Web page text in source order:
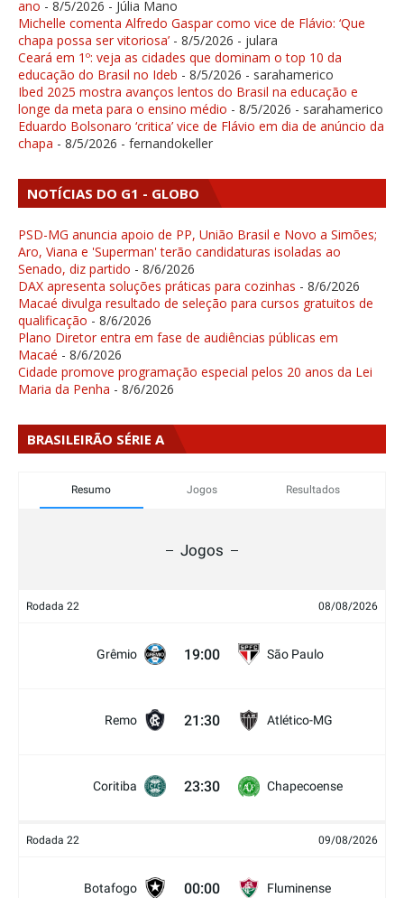
ano - 8/5/2026 - Júlia Mano
Michelle comenta Alfredo Gaspar como vice de Flávio: ‘Que
chapa possa ser vitoriosa’ - 8/5/2026 - julara
Ceará em 1º: veja as cidades que dominam o top 10 da
educação do Brasil no Ideb - 8/5/2026 - sarahamerico
Ibed 2025 mostra avanços lentos do Brasil na educação e
longe da meta para o ensino médio - 8/5/2026 - sarahamerico
Eduardo Bolsonaro ‘critica’ vice de Flávio em dia de anúncio da
chapa - 8/5/2026 - fernandokeller
NOTÍCIAS DO G1 - GLOBO
PSD-MG anuncia apoio de PP, União Brasil e Novo a Simões;
Aro, Viana e 'Superman' terão candidaturas isoladas ao
Senado, diz partido - 8/6/2026
DAX apresenta soluções práticas para cozinhas - 8/6/2026
Macaé divulga resultado de seleção para cursos gratuitos de
qualificação - 8/6/2026
Plano Diretor entra em fase de audiências públicas em
Macaé - 8/6/2026
Cidade promove programação especial pelos 20 anos da Lei
Maria da Penha - 8/6/2026
BRASILEIRÃO SÉRIE A
Resumo Jogos Resultados
Jogos
Rodada 22 08/08/2026
Grêmio 19:00 São Paulo
Remo 21:30 Atlético-MG
Coritiba 23:30 Chapecoense
Rodada 22 09/08/2026
Botafogo 00:00 Fluminense